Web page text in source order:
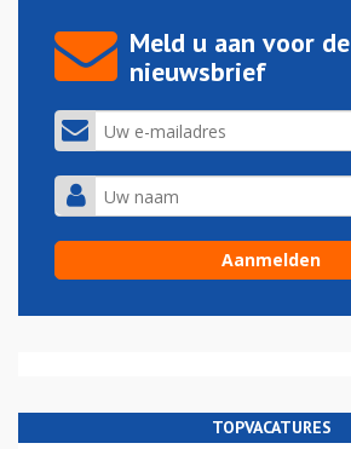
Meld u aan voor de
nieuwsbrief
TOPVACATURES